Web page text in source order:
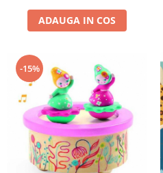
ADAUGA IN COS
-15%